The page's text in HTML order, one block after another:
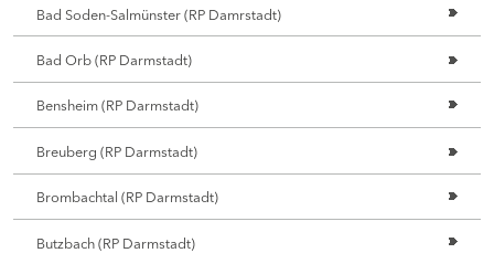
Bad Soden-Salmünster (RP Damrstadt)
Bad Orb (RP Darmstadt)
Bensheim (RP Darmstadt)
Breuberg (RP Darmstadt)
Brombachtal (RP Darmstadt)
Butzbach (RP Darmstadt)